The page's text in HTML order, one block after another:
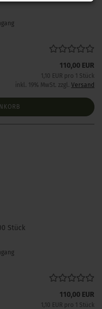
110,00 EUR
1,10 EUR pro 1 Stück
inkl. 19% MwSt. zzgl. Versand
Stück
110,00 EUR
1,10 EUR pro 1 Stück